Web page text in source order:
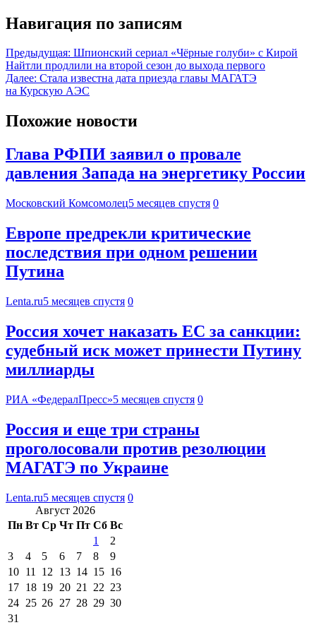
Навигация по записям
Предыдущая: Шпионский сериал «Чёрные голуби» с Кирой
Найтли продлили на второй сезон до выхода первого
Далее: Стала известна дата приезда главы МАГАТЭ
на Курскую АЭС
Похожие новости
Глава РФПИ заявил о провале
давления Запада на энергетику России
Московский Комсомолец5 месяцев спустя 0
Европе предрекли критические
последствия при одном решении
Путина
Lenta.ru5 месяцев спустя 0
Россия хочет наказать EC за санкции:
судебный иск может принести Путину
миллиарды
РИА «ФедералПресс»5 месяцев спустя 0
Россия и еще три страны
проголосовали против резолюции
МАГАТЭ по Украине
Lenta.ru5 месяцев спустя 0
Август 2026
Пн Вт Ср Чт Пт Сб Вс
1
2
3
4 5 6 7 8
9
10 11 12 13 14 15 16
17 18 19 20 21 22 23
24 25 26 27 28 29 30
31